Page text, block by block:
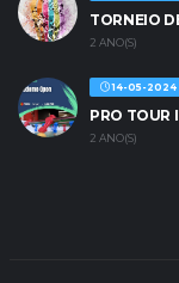
TORNEIO
2 ANO(S)
14-05-2024
PRO TOUR
2 ANO(S)